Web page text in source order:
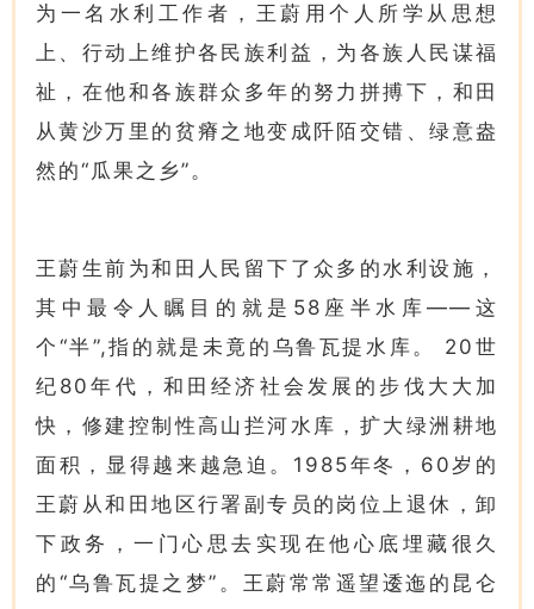
为一名水利工作者，王蔚用个人所学从思想
上、行动上维护各民族利益，为各族人民谋福
祉，在他和各族群众多年的努力拼搏下，和田
从黄沙万里的贫瘠之地变成阡陌交错、绿意盎
然的“瓜果之乡”。
王蔚生前为和田人民留下了众多的水利设施，
其中最令人瞩目的就是58座半水库——这
个“半”,指的就是未竟的乌鲁瓦提水库。 20世
纪80年代，和田经济社会发展的步伐大大加
快，修建控制性高山拦河水库，扩大绿洲耕地
面积，显得越来越急迫。1985年冬，60岁的
王蔚从和田地区行署副专员的岗位上退休，卸
下政务，一门心思去实现在他心底埋藏很久
的“乌鲁瓦提之梦”。王蔚常常遥望逶迤的昆仑